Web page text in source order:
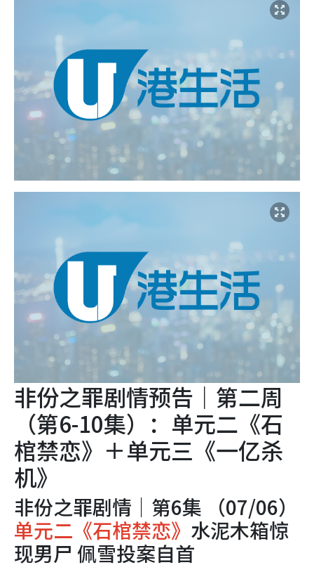
非份之罪剧情预告｜第二周
（第6-10集）：单元二《石
棺禁恋》＋单元三《一亿杀
机》
非份之罪剧情｜第6集 （07/06）
单元二《石棺禁恋》 水泥木箱惊
现男尸 佩雪投案自首